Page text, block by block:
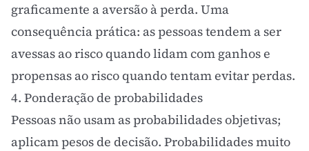
graficamente a aversão à perda. Uma
consequência prática: as pessoas tendem a ser
avessas ao risco quando lidam com ganhos e
propensas ao risco quando tentam evitar perdas.
4. Ponderação de probabilidades
Pessoas não usam as probabilidades objetivas;
aplicam pesos de decisão. Probabilidades muito